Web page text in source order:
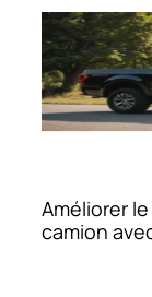
Améliorer
camion